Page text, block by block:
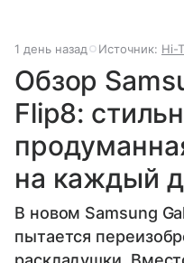
1 день назад Источник: Hi-
Обзор
Flip8:
на каждый
В новом Samsung
пытается